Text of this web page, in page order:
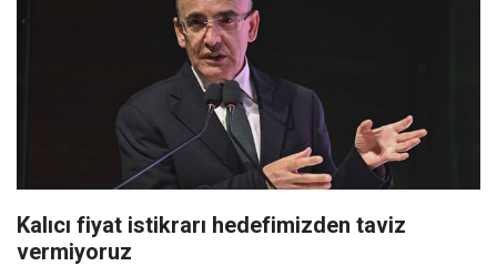
Kalıcı fiyat istikrarı hedefimizden taviz
vermiyoruz